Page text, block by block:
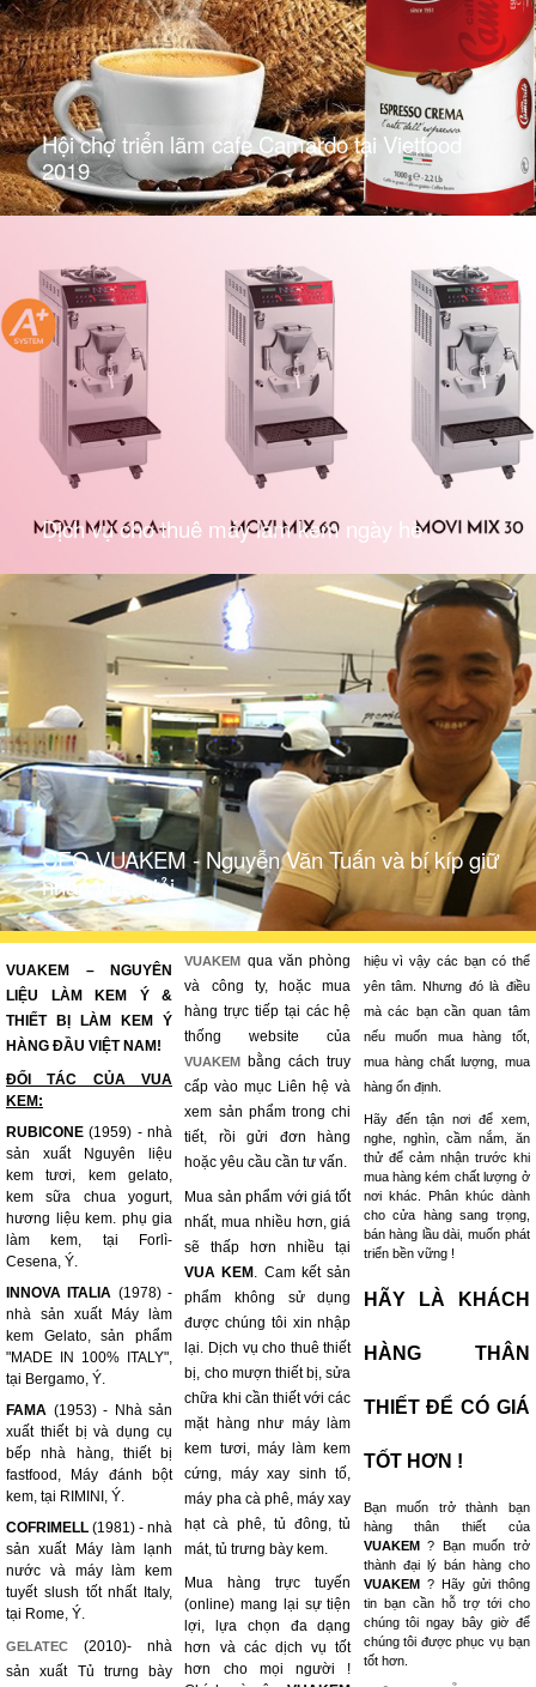
Hội chợ triển lãm cafe Camardo tại Vietfood
2019
Dịch vụ cho thuê máy làm kem ngày hè
CEO VUAKEM - Nguyễn Văn Tuấn và bí kíp giữ
nhân viên giỏi.
VUAKEM – NGUYÊN
LIỆU LÀM KEM Ý &
THIẾT BỊ LÀM KEM Ý
HÀNG ĐẦU VIỆT NAM!
ĐỐI TÁC CỦA VUA
KEM:
RUBICONE (1959) - nhà
sản xuất Nguyên liệu
kem tươi, kem gelato,
kem sữa chua yogurt,
hương liệu kem. phụ gia
làm kem, tại Forlì-
Cesena, Ý.
INNOVA ITALIA (1978) -
nhà sản xuất Máy làm
kem Gelato, sản phẩm
"MADE IN 100% ITALY",
tại Bergamo, Ý.
FAMA (1953) - Nhà sản
xuất thiết bị và dụng cụ
bếp nhà hàng, thiết bị
fastfood, Máy đánh bột
kem, tại RIMINI, Ý.
COFRIMELL (1981) - nhà
sản xuất Máy làm lạnh
nước và máy làm kem
tuyết slush tốt nhất Italy,
tại Rome, Ý.
GELATEC (2010)- nhà
sản xuất Tủ trưng bày
VUAKEM
qua văn phòng
và công ty, hoặc mua
hàng trực tiếp tại các hệ
thống website của
VUAKEM
bằng cách truy
cấp vào mục Liên hệ và
xem sản phẩm trong chi
tiết, rồi gửi đơn hàng
hoặc yêu cầu cần tư vấn.
Mua sản phẩm với giá tốt
nhất, mua nhiều hơn, giá
sẽ thấp hơn nhiều tại
VUA KEM . Cam kết sản
phẩm không sử dụng
được chúng tôi xin nhập
lại. Dịch vụ cho thuê thiết
bị, cho mượn thiết bị, sửa
chữa khi cần thiết với các
mặt hàng như máy làm
kem tươi, máy làm kem
cứng, máy xay sinh tố,
máy pha cà phê, máy xay
hạt cà phê, tủ đông, tủ
mát, tủ trưng bày kem.
Mua hàng trực tuyến
(online) mang lại sự tiện
lợi, lựa chọn đa dạng
hơn và các dịch vụ tốt
hơn cho mọi người !
hiệu vì vậy các bạn có thể
yên tâm. Nhưng đó là điều
mà các bạn cần quan tâm
nếu muốn mua hàng tốt,
mua hàng chất lượng, mua
hàng ổn định.
Hãy đến tận nơi để xem,
nghe, nghìn, cầm nắm, ăn
thử để cảm nhận trước khi
mua hàng kém chất lượng ở
nơi khác. Phân khúc dành
cho cửa hàng sang trọng,
bán hàng lầu dài, muốn phát
triển bền vững !
HÃY LÀ KHÁCH
HÀNG THÂN
THIẾT ĐỂ CÓ GIÁ
TỐT HƠN !
Bạn muốn trở thành bạn
hàng thân thiết của
VUAKEM
? Bạn muốn trở
thành đại lý bán hàng cho
VUAKEM
? Hãy gửi thông
tin bạn cần hỗ trợ tới cho
chúng tôi ngay bây giờ để
chúng tôi được phục vụ bạn
tốt hơn.